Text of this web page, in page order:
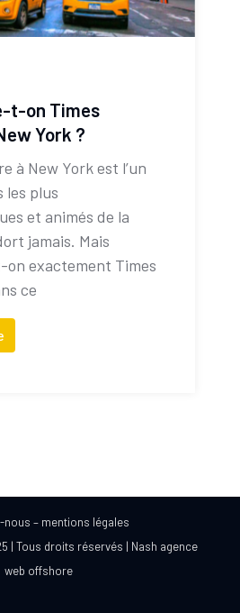
t-on Times
York ?
à New York est l’un
les plus
et animés de la
jamais. Mais
on exactement Times
ce
nous – mentions légales
| Tous droits réservés | Nash agence
web offshore